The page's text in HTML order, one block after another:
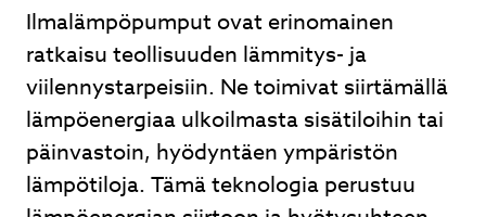
Ilmalämpöpumput ovat erinomainen
ratkaisu teollisuuden lämmitys- ja
viilennystarpeisiin. Ne toimivat siirtämällä
lämpöenergiaa ulkoilmasta sisätiloihin tai
päinvastoin, hyödyntäen ympäristön
lämpötiloja. Tämä teknologia perustuu
asentajaan. Sari ja Jari Väätänen
Sari Turunen
Page
of